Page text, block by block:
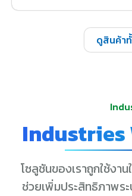
ดูสินค้า
Industries
โซลูชันของเราถูกใช้งา
ช่วยเพิ่มประสิทธิภาพ